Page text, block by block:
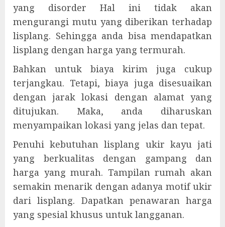
yang disorder Hal ini tidak akan
mengurangi mutu yang diberikan terhadap
lisplang. Sehingga anda bisa mendapatkan
lisplang dengan harga yang termurah.
Bahkan untuk biaya kirim juga cukup
terjangkau. Tetapi, biaya juga disesuaikan
dengan jarak lokasi dengan alamat yang
ditujukan. Maka, anda diharuskan
menyampaikan lokasi yang jelas dan tepat.
Penuhi kebutuhan lisplang ukir kayu jati
yang berkualitas dengan gampang dan
harga yang murah. Tampilan rumah akan
semakin menarik dengan adanya motif ukir
dari lisplang. Dapatkan penawaran harga
yang spesial khusus untuk langganan.